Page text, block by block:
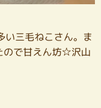
い三毛ねこさん。ま
ので甘えん坊☆沢山